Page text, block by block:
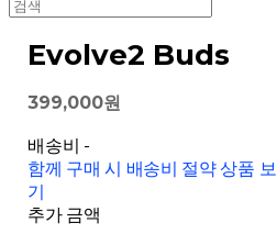
Evolve2 Buds
399,000원
배송비 -
함께 구매 시 배송비 절약 상품 보
기
추가 금액